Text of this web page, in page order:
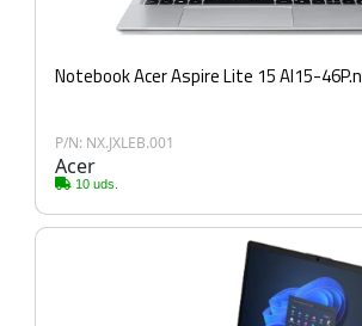
Notebook Acer Aspire Lite 15 Al15-
P/N: NX.JXLEB.001
Acer
10 uds.